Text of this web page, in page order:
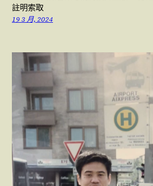
註明索取
19 3 月, 2024